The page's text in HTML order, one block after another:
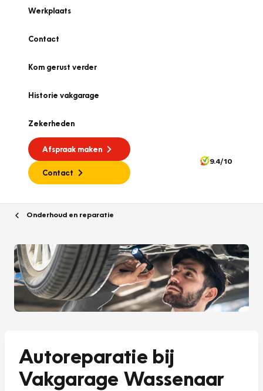
Werkplaats
Contact
Kom gerust verder
Historie vakgarage
Zekerheden
Afspraak maken
Contact
9.4/10
Onderhoud en reparatie
Autoreparatie bij
Vakgarage Wassenaar